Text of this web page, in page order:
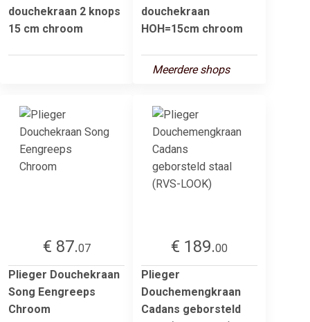
douchekraan 2 knops
15 cm chroom
douchekraan
HOH=15cm chroom
Meerdere shops
€ 87.07
Plieger Douchekraan
Song Eengreeps
Chroom
€ 189.00
Plieger
Douchemengkraan
Cadans geborsteld